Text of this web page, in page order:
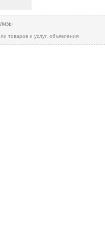
товаров и услуг, объявления